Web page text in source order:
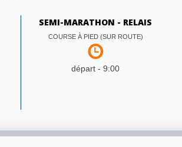
SEMI-MARATHON - RELAIS
COURSE À PIED (SUR ROUTE)
départ - 9:00